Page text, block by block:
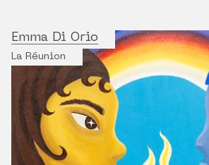
Emma Di Orio
La Réunion